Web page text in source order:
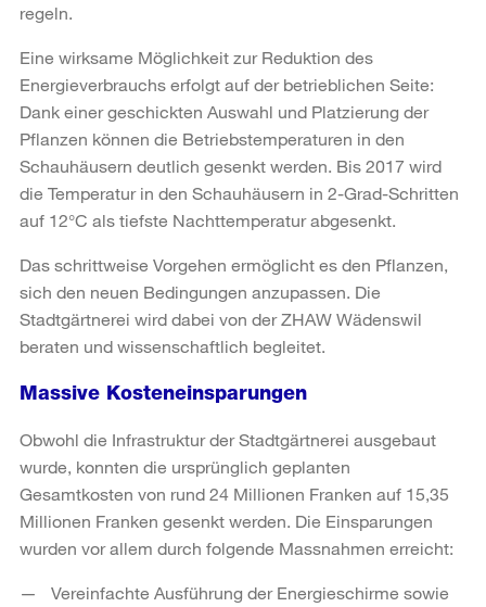
regeln.
Eine wirksame Möglichkeit zur Reduktion des
Energieverbrauchs erfolgt auf der betrieblichen Seite:
Dank einer geschickten Auswahl und Platzierung der
Pflanzen können die Betriebstemperaturen in den
Schauhäusern deutlich gesenkt werden. Bis 2017 wird
die Temperatur in den Schauhäusern in 2-Grad-Schritten
auf 12°C als tiefste Nachttemperatur abgesenkt.
Das schrittweise Vorgehen ermöglicht es den Pflanzen,
sich den neuen Bedingungen anzupassen. Die
Stadtgärtnerei wird dabei von der ZHAW Wädenswil
beraten und wissenschaftlich begleitet.
Massive Kosteneinsparungen
Obwohl die Infrastruktur der Stadtgärtnerei ausgebaut
wurde, konnten die ursprünglich geplanten
Gesamtkosten von rund 24 Millionen Franken auf 15,35
Millionen Franken gesenkt werden. Die Einsparungen
wurden vor allem durch folgende Massnahmen erreicht:
Vereinfachte Ausführung der Energieschirme sowie